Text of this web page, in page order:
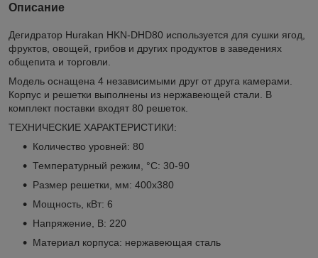
Описание
Дегидратор Hurakan HKN-DHD80 используется для сушки ягод,
фруктов, овощей, грибов и других продуктов в заведениях
общепита и торговли.
Модель оснащена 4 независимыми друг от друга камерами.
Корпус и решетки выполнены из нержавеющей стали. В
комплект поставки входят 80 решеток.
ТЕХНИЧЕСКИЕ ХАРАКТЕРИСТИКИ:
Количество уровней: 80
Температурный режим, °С: 30-90
Размер решетки, мм: 400х380
Мощность, кВт: 6
Напряжение, В: 220
Материал корпуса: нержавеющая сталь